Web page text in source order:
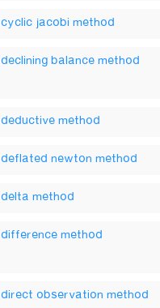
cyclic jacobi method
declining balance method
deductive method
deflated newton method
delta method
difference method
direct observation method